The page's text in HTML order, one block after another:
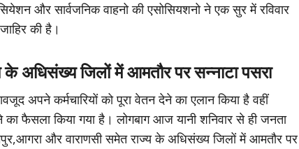
और सार्वजनिक वाहनो की एसोसियशनो ने एक सुर में रविवार
की है।
अधिसंख्य जिलों में आमतौर पर सन्नाटा पसरा
अपने कर्मचारियों को पूरा वेतन देने का एलान किया है वहीं
का फैसला किया गया है। लोगबाग आज यानी शनिवार से ही जनता
और वाराणसी समेत राज्य के अधिसंख्य जिलों में आमतौर पर